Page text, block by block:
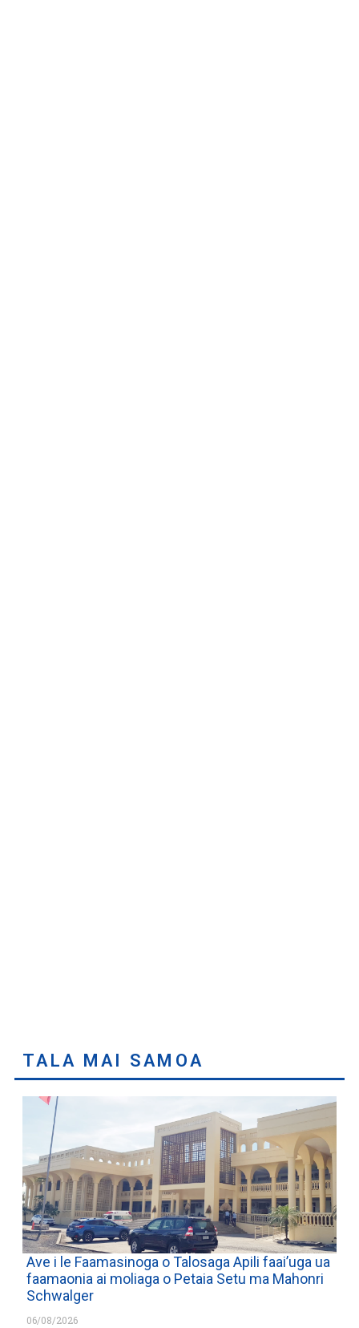
TALA MAI SAMOA
Ave i le Faamasinoga o Talosaga Apili faai’uga ua
faamaonia ai moliaga o Petaia Setu ma Mahonri
Schwalger
06/08/2026